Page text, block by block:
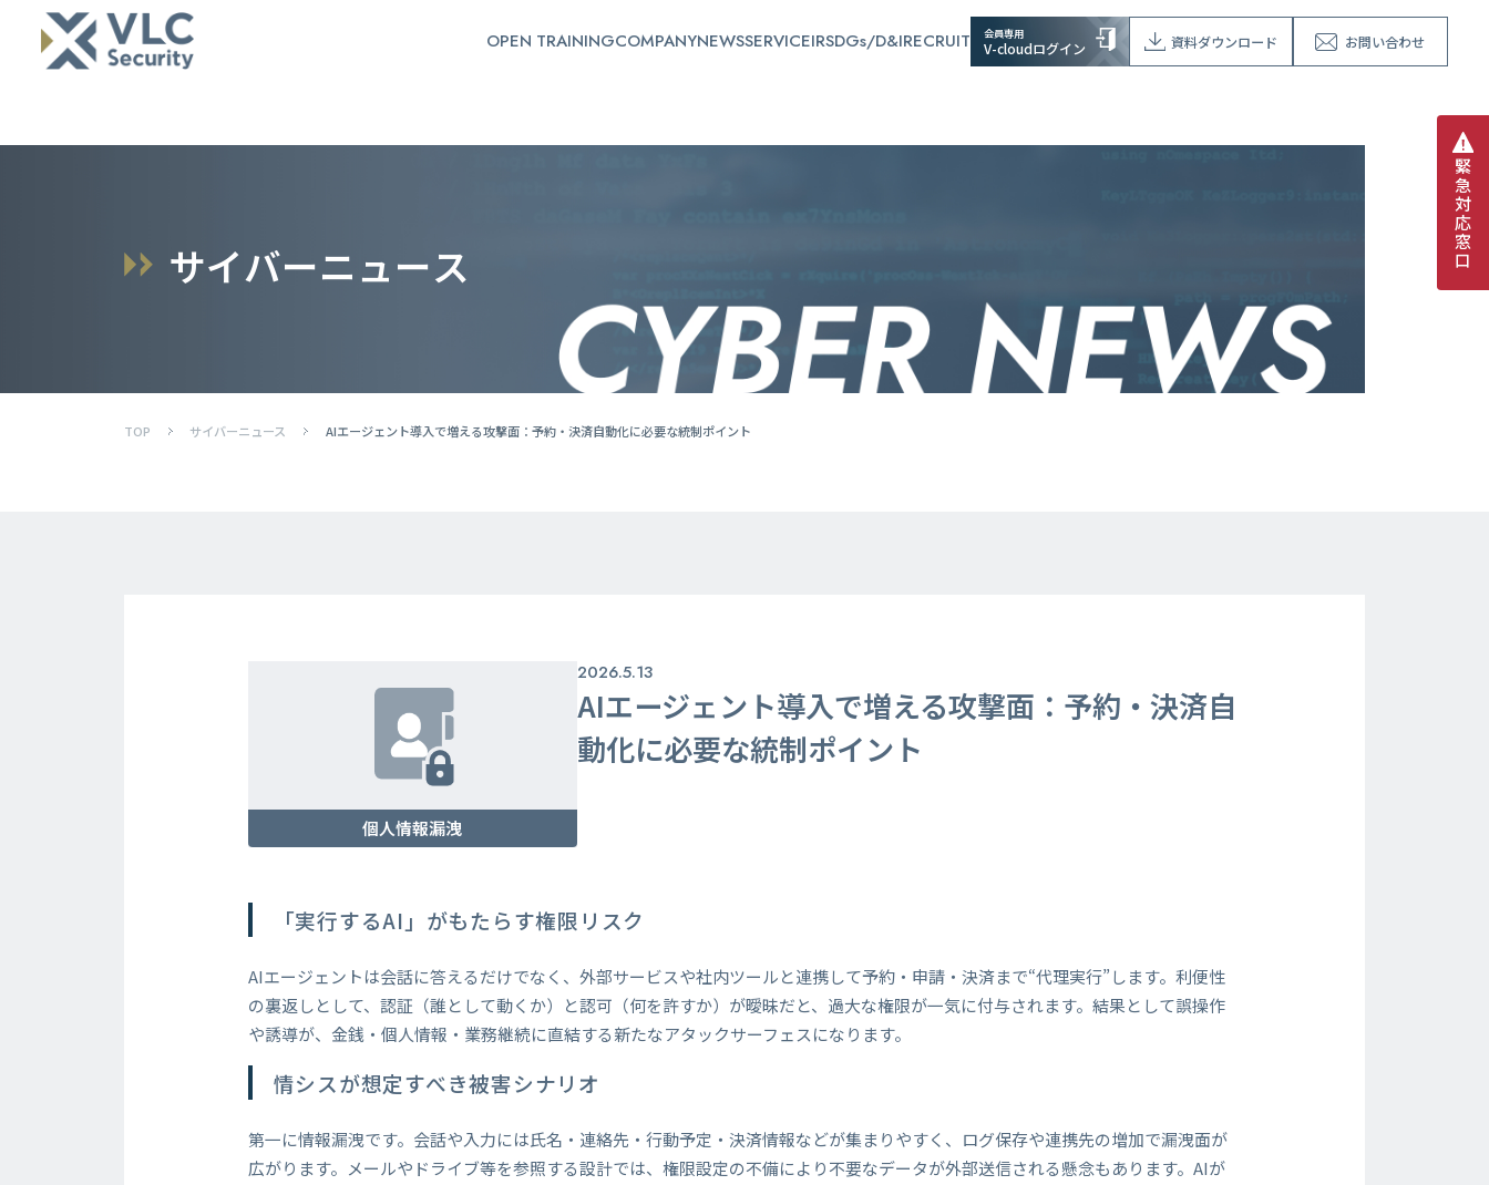
OPEN TRAININGCOMPANYNEWSSERVICEIRSDGs/D&IRECRUIT 会員専用
V-cloudログイン 資料ダウンロード お問い合わせ
緊
急
対
応
窓
口
サイバーニュース
TOP サイバーニュース AIエージェント導入で増える攻撃面：予約・決済自動化に必要な統制ポイント
個人情報漏洩
2026.5.13
AIエージェント導入で増える攻撃面：予約・決済自
動化に必要な統制ポイント
「実行するAI」がもたらす権限リスク
AIエージェントは会話に答えるだけでなく、外部サービスや社内ツールと連携して予約・申請・決済まで“代理実行”します。利便性
の裏返しとして、認証（誰として動くか）と認可（何を許すか）が曖昧だと、過大な権限が一気に付与されます。結果として誤操作
や誘導が、金銭・個人情報・業務継続に直結する新たなアタックサーフェスになります。
情シスが想定すべき被害シナリオ
第一に情報漏洩です。会話や入力には氏名・連絡先・行動予定・決済情報などが集まりやすく、ログ保存や連携先の増加で漏洩面が
広がります。メールやドライブ等を参照する設計では、権限設定の不備により不要なデータが外部送信される懸念もあります。AIが